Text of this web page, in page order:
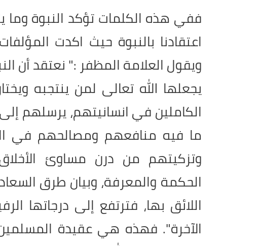
ففي هذه الكلمات تؤكد النبوة
اعتقادنا بالنبوة حيث اكدت
ويقول العلامة المظفر :" نعتقد أن
يجعلها الله تعالى لمن ينتجبه
الكاملين في انسانيتهم، يرسلهم
ما فيه منافعهم ومصالحهم في
وتزكيتهم من درن مساوئ
الحكمة والمعرفة، وبيان طرق
اللائق بها، فترتفع إلى درجاتها
الآخرة". فهذه هي عقيدة المسلمين